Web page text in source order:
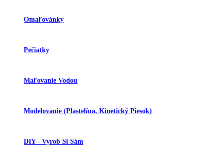
Omaľovánky
Pečiatky
Maľovanie Vodou
Modelovanie (plastelína, Kinetický Piesok)
DIY - Vyrob Si Sám